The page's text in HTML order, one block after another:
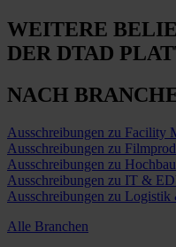
WEITERE
DER DTAD
NACH
Ausschreibungen zu Facility
Ausschreibungen zu
Ausschreibungen zu Hochbau
Ausschreibungen zu IT &
Ausschreibungen zu Logistik
Alle Branchen